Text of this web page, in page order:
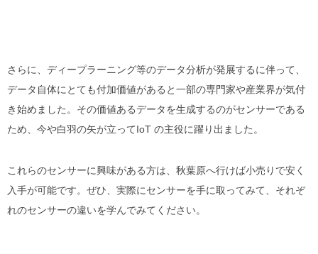
さらに、ディープラーニング等のデータ分析が発展するに伴って、
データ自体にとても付加価値があると一部の専門家や産業界が気付
き始めました。その価値あるデータを生成するのがセンサーである
ため、今や白羽の矢が立ってIoT の主役に躍り出ました。
これらのセンサーに興味がある方は、秋葉原へ行けば小売りで安く
入手が可能です。ぜひ、実際にセンサーを手に取ってみて、それぞ
れのセンサーの違いを学んでみてください。